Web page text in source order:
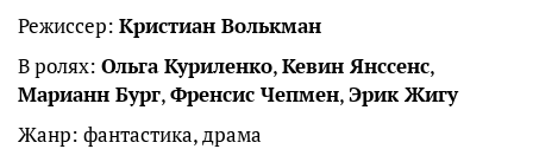
Режиссер: Кристиан Волькман
В ролях: Ольга Куриленко,Кевин Янссенс,
Марианн Бург,Френсис Чепмен,Эрик Жигу
Жанр: фантастика, драма